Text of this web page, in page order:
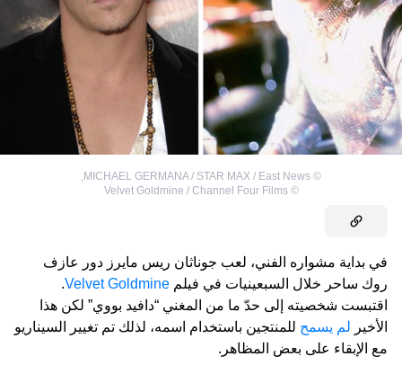
©
MICHAEL GERMANA / STAR MAX / East News
,
©
Velvet Goldmine / Channel Four Films
في بداية مشواره الفني، لعب جوناثان ريس مايرز دور عازف
روك ساحر خلال السبعينيات في فيلم Velvet Goldmine
.
اقتبست شخصيته إلى حدّ ما من المغني “دافيد بووي” لكن هذا
الأخير لم يسمح للمنتجين باستخدام اسمه، لذلك تم تغيير السيناريو
مع الإبقاء على بعض المظاهر.